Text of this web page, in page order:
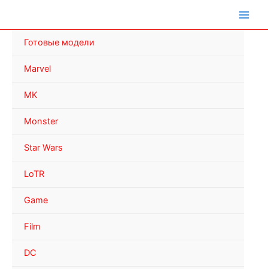
Готовые модели
Marvel
MK
Monster
Star Wars
LoTR
Game
Film
DC